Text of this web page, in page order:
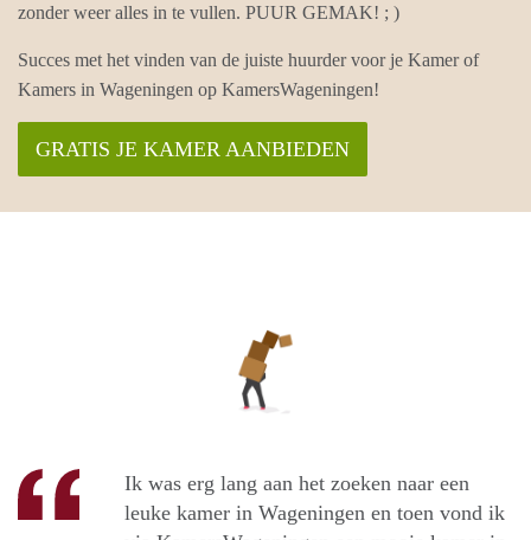
zonder weer alles in te vullen. PUUR GEMAK! ; )
Succes met het vinden van de juiste huurder voor je Kamer of
Kamers in Wageningen op KamersWageningen!
GRATIS JE KAMER AANBIEDEN
Ik was erg lang aan het zoeken naar een
leuke kamer in Wageningen en toen vond ik